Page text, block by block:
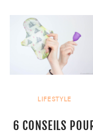
LIFESTYLE
6 CONSEILS